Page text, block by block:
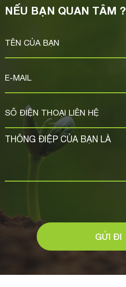
NẾU BẠN QUAN TÂM ?
GỬI ĐI